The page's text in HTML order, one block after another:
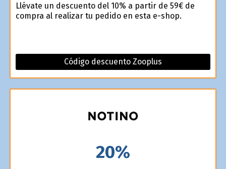
Llévate un descuento del 10% a partir de 59€ de
compra al realizar tu pedido en esta e-shop.
Código descuento Zooplus
20%